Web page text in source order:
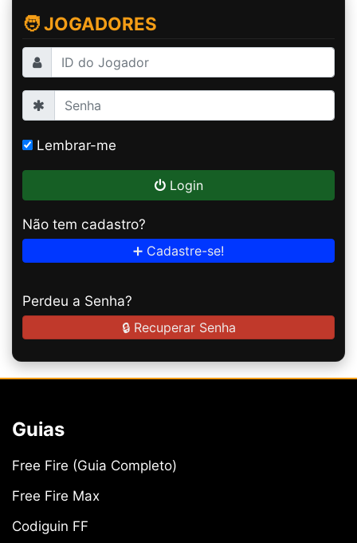
🧑 JOGADORES
Lembrar-me
Login
Não tem cadastro?
➕ Cadastre-se!
Perdeu a Senha?
🔒 Recuperar Senha
Guias
Free Fire (Guia Completo)
Free Fire Max
Codiguin FF